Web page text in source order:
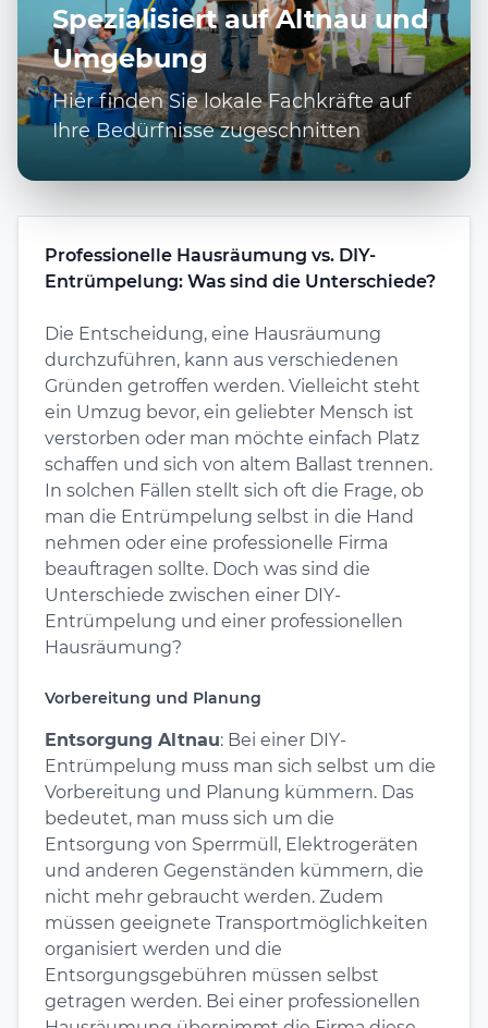
Spezialisiert auf Altnau und
Umgebung
Hier finden Sie lokale Fachkräfte auf
Ihre Bedürfnisse zugeschnitten
Professionelle Hausräumung vs. DIY-
Entrümpelung: Was sind die Unterschiede?
Die Entscheidung, eine Hausräumung
durchzuführen, kann aus verschiedenen
Gründen getroffen werden. Vielleicht steht
ein Umzug bevor, ein geliebter Mensch ist
verstorben oder man möchte einfach Platz
schaffen und sich von altem Ballast trennen.
In solchen Fällen stellt sich oft die Frage, ob
man die Entrümpelung selbst in die Hand
nehmen oder eine professionelle Firma
beauftragen sollte. Doch was sind die
Unterschiede zwischen einer DIY-
Entrümpelung und einer professionellen
Hausräumung?
Vorbereitung und Planung
Entsorgung Altnau: Bei einer DIY-
Entrümpelung muss man sich selbst um die
Vorbereitung und Planung kümmern. Das
bedeutet, man muss sich um die
Entsorgung von Sperrmüll, Elektrogeräten
und anderen Gegenständen kümmern, die
nicht mehr gebraucht werden. Zudem
müssen geeignete Transportmöglichkeiten
organisiert werden und die
Entsorgungsgebühren müssen selbst
getragen werden. Bei einer professionellen